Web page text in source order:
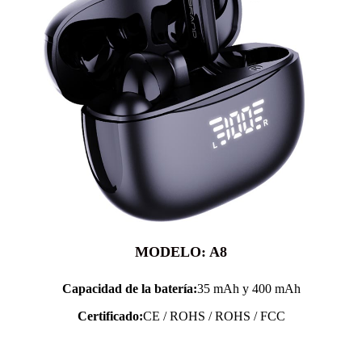
MODELO: A8
Capacidad de la batería:35 mAh y 400 mAh
Certificado:CE / ROHS / ROHS / FCC